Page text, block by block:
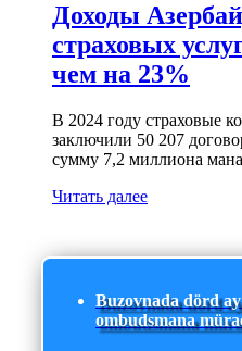
Доходы
страховых
чем на 23%
В 2024 году страховые
заключили 50 207
сумму 7,2 миллиона
Читать далее
Buzovnada dörd
ombudsmana